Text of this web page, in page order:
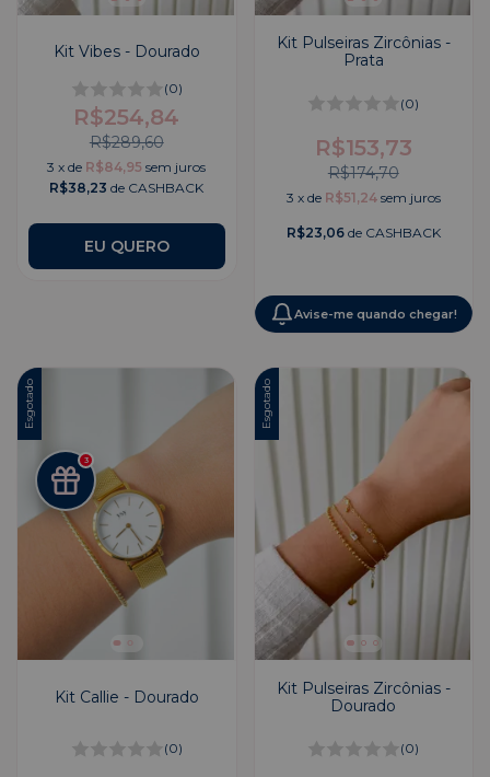
Kit Vibes - Dourado
(0)
R$254,84
R$289,60
3 xde R$84,95 sem juros
R$38,23 de CASHBACK
EU QUERO
Kit Pulseiras Zircônias -
Prata
(0)
R$153,73
R$174,70
3 x de R$51,24 sem juros
R$23,06de CASHBACK
Avise-me quando chegar!
Esgotado
Kit Callie - Dourado
(0)
Esgotado
Kit Pulseiras Zircônias -
Dourado
(0)
3